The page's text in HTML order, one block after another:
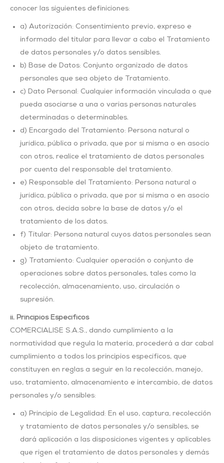
conocer las siguientes definiciones:
a) Autorización: Consentimiento previo, expreso e
informado del titular para llevar a cabo el Tratamiento
de datos personales y/o datos sensibles.
b) Base de Datos: Conjunto organizado de datos
personales que sea objeto de Tratamiento.
c) Dato Personal: Cualquier información vinculada o que
pueda asociarse a una o varias personas naturales
determinadas o determinables.
d) Encargado del Tratamiento: Persona natural o
jurídica, pública o privada, que por sí misma o en asocio
con otros, realice el tratamiento de datos personales
por cuenta del responsable del tratamiento.
e) Responsable del Tratamiento: Persona natural o
jurídica, pública o privada, que por sí misma o en asocio
con otros, decida sobre la base de datos y/o el
tratamiento de los datos.
f) Titular: Persona natural cuyos datos personales sean
objeto de tratamiento.
g) Tratamiento: Cualquier operación o conjunto de
operaciones sobre datos personales, tales como la
recolección, almacenamiento, uso, circulación o
supresión.
ii. Principios Específicos
COMERCIALISE S.A.S., dando cumplimiento a la
normatividad que regula la materia, procederá a dar cabal
cumplimiento a todos los principios específicos, que
constituyen en reglas a seguir en la recolección, manejo,
uso, tratamiento, almacenamiento e intercambio, de datos
personales y/o sensibles:
a) Principio de Legalidad: En el uso, captura, recolección
y tratamiento de datos personales y/o sensibles, se
dará aplicación a las disposiciones vigentes y aplicables
que rigen el tratamiento de datos personales y demás